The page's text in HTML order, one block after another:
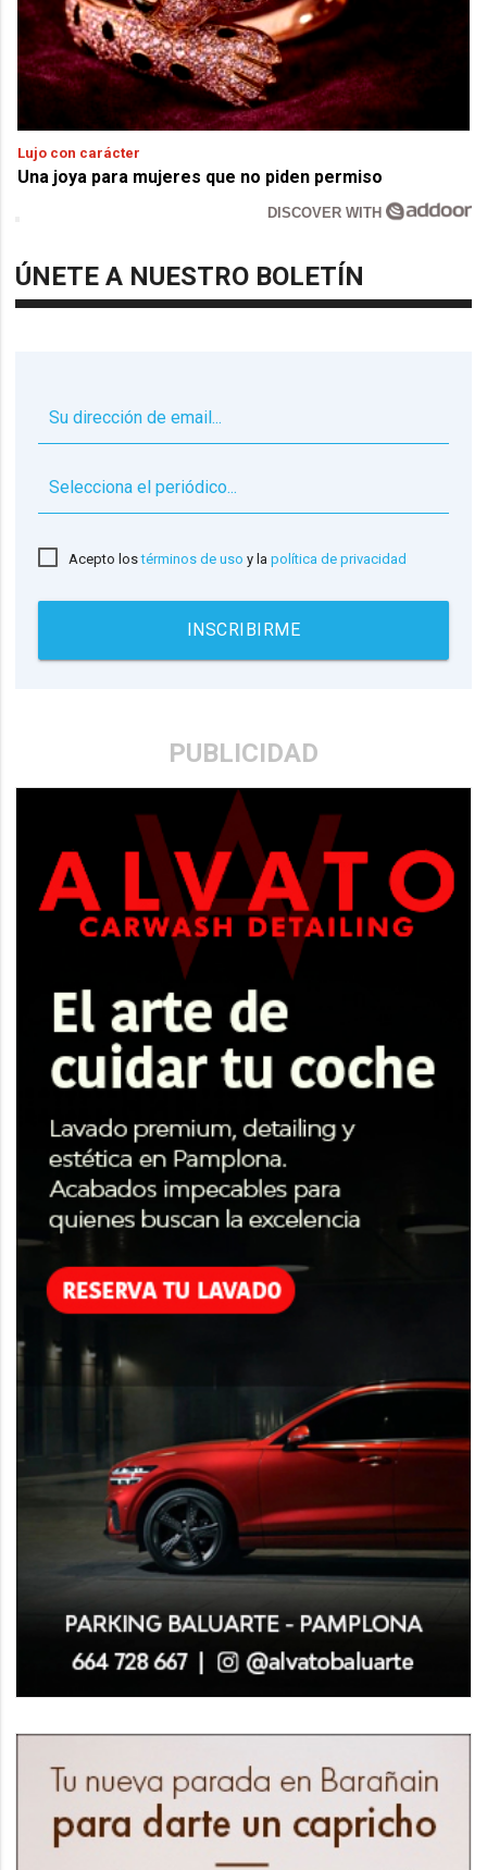
Lujo con carácter
Una joya para mujeres que no piden permiso
DISCOVER WITH
ÚNETE A NUESTRO BOLETÍN
Acepto lostérminos de uso y lapolítica de privacidad
INSCRIBIRME
PUBLICIDAD